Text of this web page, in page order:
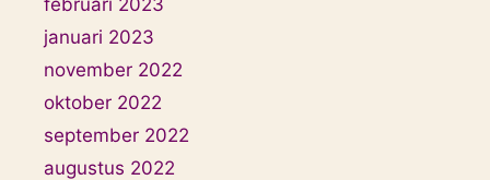
januari 2023
november 2022
oktober 2022
september 2022
augustus 2022